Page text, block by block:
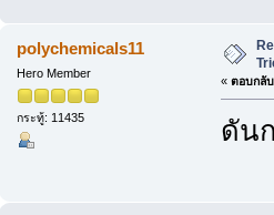
polychemicals11
Hero Member
กระทู้: 11435
« ตอบกลั
ดัน